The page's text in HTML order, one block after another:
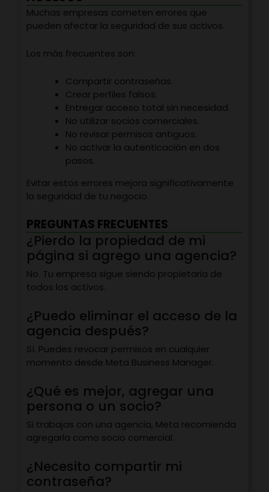
Muchas empresas cometen errores que
pueden afectar la seguridad de sus activos.
Los más frecuentes son:
Compartir contraseñas.
Crear perfiles falsos.
Entregar acceso total sin necesidad.
No utilizar socios comerciales.
No revisar permisos antiguos.
No activar la autenticación en dos
pasos.
Evitar estos errores mejora significativamente
la seguridad de tu negocio.
PREGUNTAS FRECUENTES
¿Pierdo la propiedad de mi
página si agrego una agencia?
No. Tu empresa sigue siendo propietaria de
todos los activos.
¿Puedo eliminar el acceso de la
agencia después?
Sí. Puedes revocar permisos en cualquier
momento desde Meta Business Manager.
¿Qué es mejor, agregar una
persona o un socio?
Si trabajas con una agencia, Meta recomienda
agregarla como socio comercial.
¿Necesito compartir mi
contraseña?